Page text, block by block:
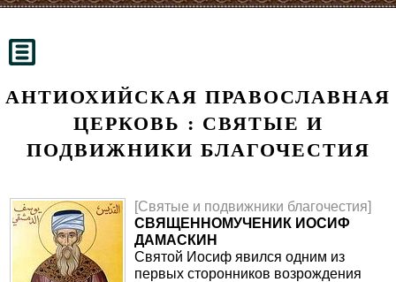
АНТИОХИЙСКАЯ ПРАВОСЛАВНАЯ
ЦЕРКОВЬ : СВЯТЫЕ И
ПОДВИЖНИКИ БЛАГОЧЕСТИЯ
[Святые и подвижники благочестия]
СВЯЩЕННОМУЧЕНИК ИОСИФ
ДАМАСКИН
Святой Иосиф явился одним из
первых сторонников возрождения